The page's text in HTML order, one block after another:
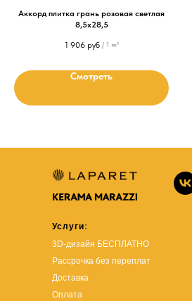
Аккорд плитка грань розовая светлая
8,5х28,5
1 906 руб / 1 m²
Смотреть
Услуги:
3D-дизайн БЕСПЛАТНО
Рассрочка без переплат
Доставка
Оплата